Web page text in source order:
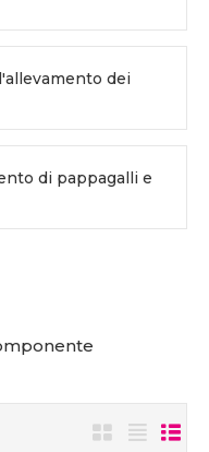
dei
di pappagalli e